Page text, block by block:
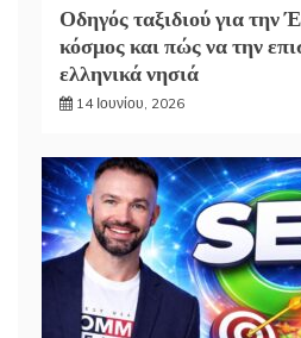
Οδηγός ταξιδιού για την
κόσμος και πώς να την
ελληνικά νησιά
14 Ιουνίου, 2026